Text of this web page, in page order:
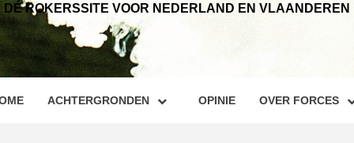
DÉ ROKERSSITE VOOR NEDERLAND EN VLAANDEREN
ACHTERGRONDEN OPINIE OVER FORCES